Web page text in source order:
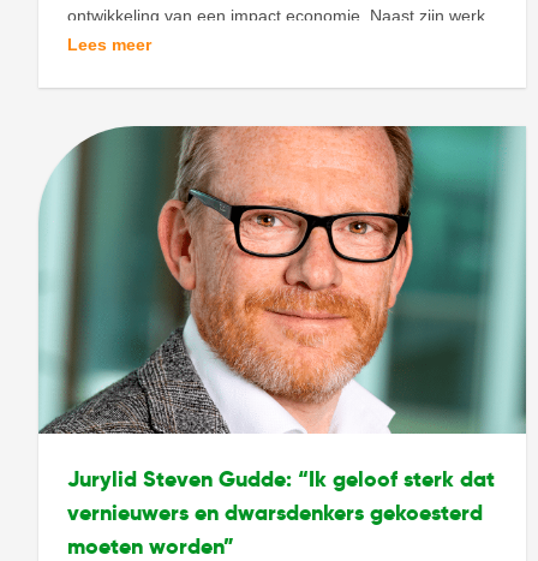
ontwikkeling van een impact economie. Naast zijn werk
bij de foundation is Werner actief in strategische
Lees meer
Jurylid Steven Gudde: “Ik geloof sterk dat
vernieuwers en dwarsdenkers gekoesterd
moeten worden”